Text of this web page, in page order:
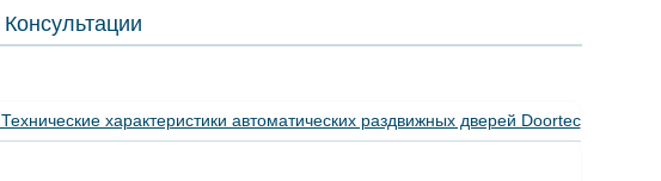
Консультации
Технические характеристики автоматических раздвижных дверей Doortec